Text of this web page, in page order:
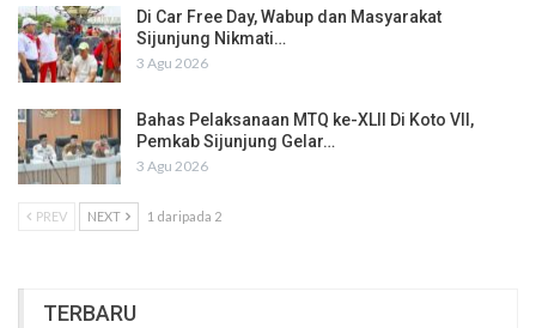
Di Car Free Day, Wabup dan Masyarakat
Sijunjung Nikmati…
3 Agu 2026
Bahas Pelaksanaan MTQ ke-XLII Di Koto VII,
Pemkab Sijunjung Gelar…
3 Agu 2026
PREV NEXT 1 daripada 2
TERBARU